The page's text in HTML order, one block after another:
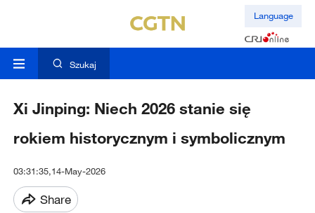
Language
Szukaj
Xi Jinping: Niech 2026 stanie się
rokiem historycznym i symbolicznym
03:31:35,14-May-2026
Share